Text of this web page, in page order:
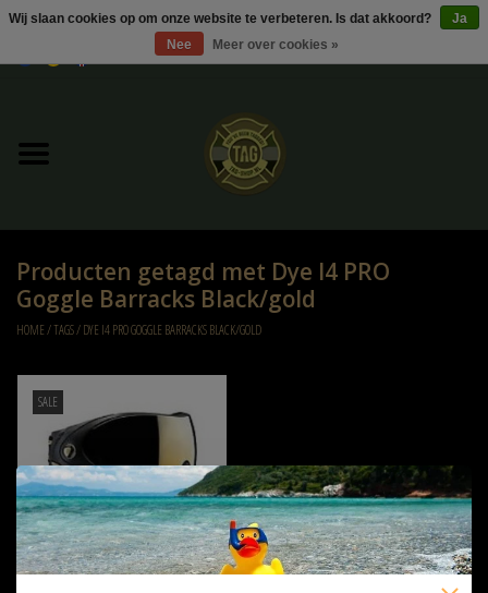
UItverkoop
Kleding
Tactical gear
Replica Parts
Diverse
Producten getagd met Dye I4 PRO
Goggle Barracks Black/gold
HOME/TAGS/DYE I4 PRO GOGGLE BARRACKS BLACK/GOLD
SALE
Wij slaan cookies op om onze website te verbeteren. Is dat akkoord?
Ja
Nee
Meer over cookies »